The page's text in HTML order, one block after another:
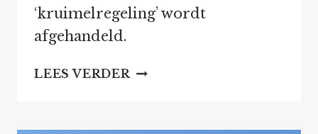
‘kruimelregeling’ wordt
afgehandeld.
LEES VERDER UITGEBREIDE